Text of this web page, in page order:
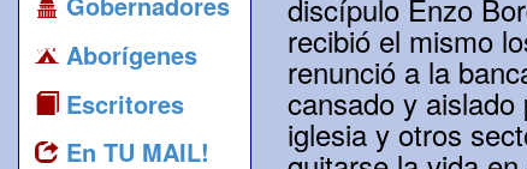
Aborígenes
Escritores
En TU MAIL!
discípulo Enzo
recibió el mismo
renunció a la
cansado y
iglesia y otros